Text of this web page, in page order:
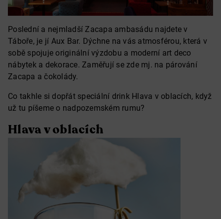
Poslední a nejmladší Zacapa ambasádu najdete v
Táboře, je jí Aux Bar. Dýchne na vás atmosférou, která v
sobě spojuje originální výzdobu a moderní art deco
nábytek a dekorace. Zaměřují se zde mj. na párování
Zacapa a čokolády.
Co takhle si dopřát speciální drink Hlava v oblacích, když
už tu píšeme o nadpozemském rumu?
Hlava v oblacích